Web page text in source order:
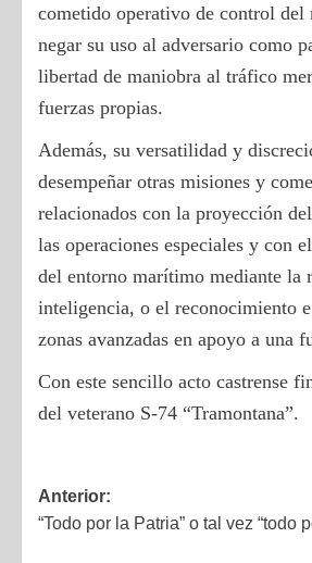
cometido operativo de control del
negar su uso al adversario como
libertad de maniobra al tráfico
fuerzas propias.
Además, su versatilidad y
desempeñar otras misiones y
relacionados con la proyección
las operaciones especiales y con
del entorno marítimo mediante la
inteligencia, o el reconocimiento
zonas avanzadas en apoyo a una
Con este sencillo acto castrense
del veterano S-74 “Tramontana”.
Anterior:
“Todo por la Patria” o tal vez “todo